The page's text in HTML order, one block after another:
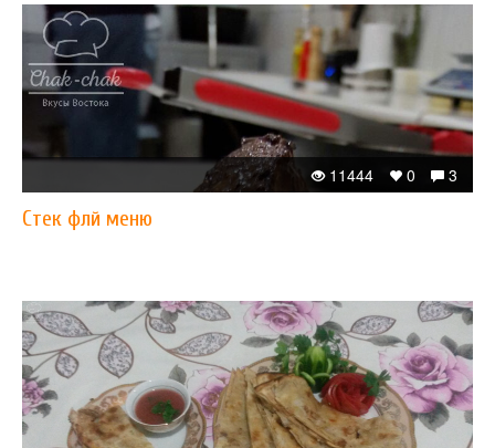
3
0
11444
Стек флй меню